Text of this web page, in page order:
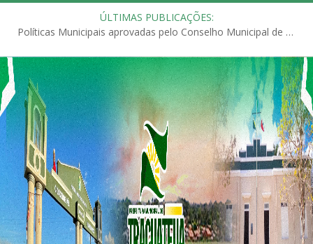
ÚLTIMAS PUBLICAÇÕES:
Políticas Municipais aprovadas pelo Conselho Municipal de Educação (CME)